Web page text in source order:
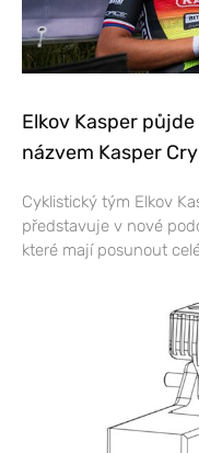
Elkov Kasper
názvem Kasper
Cyklistický tým Elkov
představuje v nové
které mají posunout